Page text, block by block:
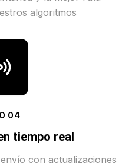
algoritmos
04
tiempo real
con actualizaciones